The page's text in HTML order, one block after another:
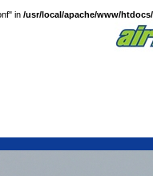
in /usr/local/apache/www/